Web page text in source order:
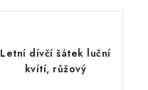
Letní dívčí šátek luční
kvítí, růžový